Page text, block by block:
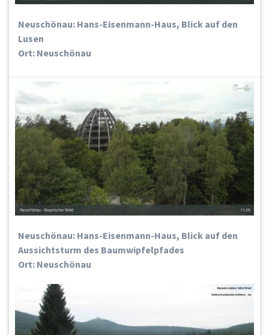
Neuschönau: Hans-Eisenmann-Haus, Blick auf den
Lusen
Ort: Neuschönau
Neuschönau: Hans-Eisenmann-Haus, Blick auf den
Aussichtsturm des Baumwipfelpfades
Ort: Neuschönau